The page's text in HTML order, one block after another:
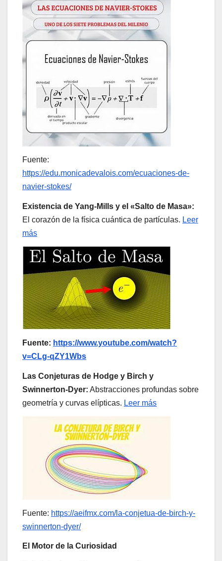
Fuente:
https://edu.monicadevalois.com/ecuaciones-de-
navier-stokes/
Existencia de Yang-Mills y el «Salto de Masa»:
El corazón de la física cuántica de partículas. Leer
más
Fuente: https://www.youtube.com/watch?
v=CLg-qZY1Wbs
Las Conjeturas de Hodge y Birch y
Swinnerton-Dyer: Abstracciones profundas sobre
geometría y curvas elípticas. Leer más
Fuente: https://aeifmx.com/la-conjetua-de-birch-y-
swinnerton-dyer/
El Motor de la Curiosidad